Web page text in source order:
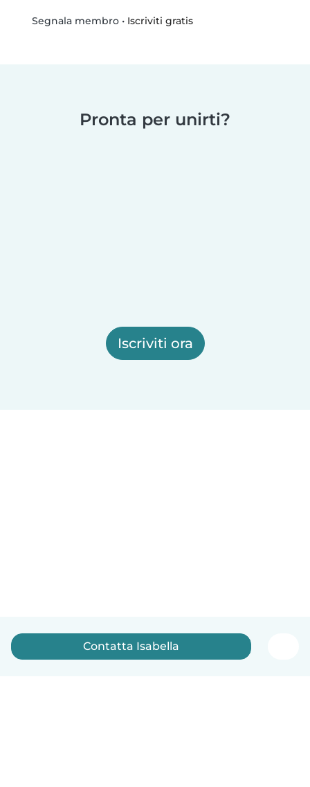
Segnala membro• Iscriviti gratis
Pronta per unirti?
Iscriviti ora
Contatta Isabella